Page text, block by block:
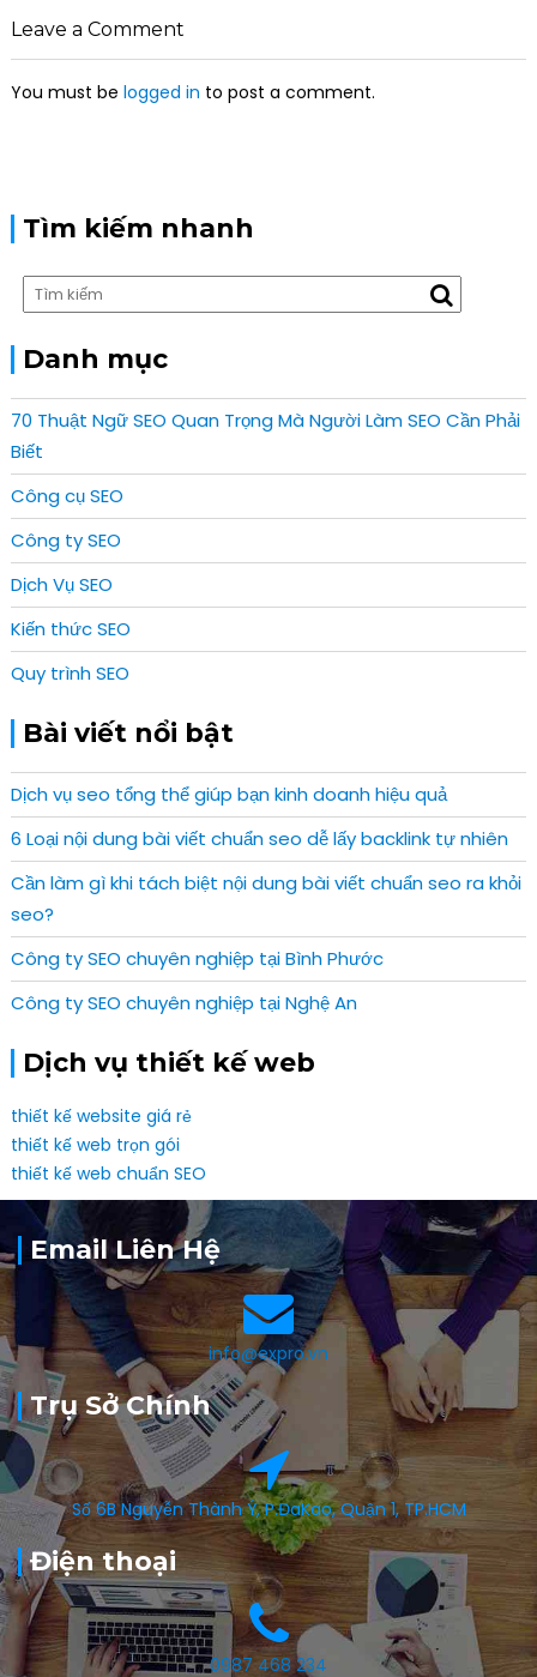
i
g
t
Leave a Comment
You must be logged in to post a comment.
Tìm kiếm nhanh
Danh mục
70 Thuật Ngữ SEO Quan Trọng Mà Người Làm SEO Cần Phải
Biết
Công cụ SEO
Công ty SEO
Dịch Vụ SEO
Kiến thức SEO
Quy trình SEO
Bài viết nổi bật
Dịch vụ seo tổng thể giúp bạn kinh doanh hiệu quả
6 Loại nội dung bài viết chuẩn seo dễ lấy backlink tự nhiên
Cần làm gì khi tách biệt nội dung bài viết chuẩn seo ra khỏi
seo?
Công ty SEO chuyên nghiệp tại Bình Phước
Công ty SEO chuyên nghiệp tại Nghệ An
Dịch vụ thiết kế web
thiết kế website giá rẻ
thiết kế web trọn gói
thiết kế web chuẩn SEO
Email Liên Hệ
info@expro.vn
Trụ Sở Chính
Số 6B Nguyễn Thành Ý, P.ĐaKao, Quận 1, TP.HCM
Điện thoại
0987 468 234